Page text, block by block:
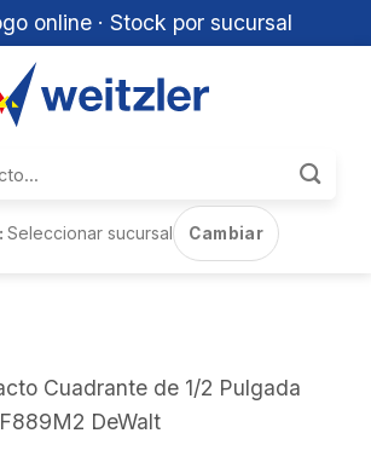
online · Stock por sucursal
Seleccionar sucursal Cambiar